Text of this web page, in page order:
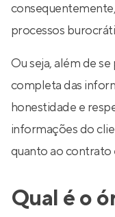
processos
Ou seja, além de
completa das
honestidade e
informações do
quanto ao contrato
Qual é o